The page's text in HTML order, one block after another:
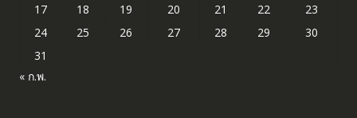
17
18 19 20 21 22
23
24
25 26 27 28 29
30
31
« ก.พ.